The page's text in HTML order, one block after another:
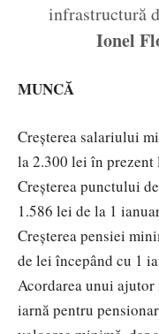
infrastructură
Ionel
MUNCĂ
Creșterea salariului
la 2.300 lei în prezent
Creșterea punctului
1.586 lei de la 1
Creșterea pensiei
de lei începând cu 1
Acordarea unui
iarnă pentru